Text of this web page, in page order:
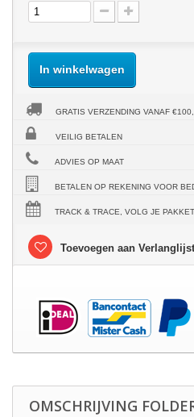
In winkelwagen
GRATIS VERZENDING VANAF
VEILIG BETALEN
ADVIES OP MAAT
BETALEN OP REKENING VOOR
TRACK & TRACE, VOLG JE
Toevoegen aan Verlanglijst
OMSCHRIJVING